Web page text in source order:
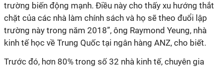
trường biến động mạnh. Điều này cho thấy xu hướng thắt
chặt của các nhà làm chính sách và họ sẽ theo đuổi lập
trường này trong năm 2018”, ông Raymond Yeung, nhà
kinh tế học về Trung Quốc tại ngân hàng ANZ, cho biết.
Trước đó, hơn 80% trong số 32 nhà kinh tế, chuyên gia